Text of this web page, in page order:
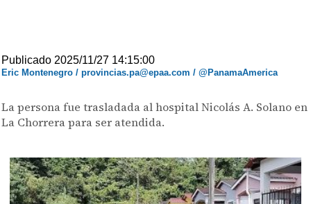
Publicado 2025/11/27 14:15:00
Eric Montenegro / provincias.pa@epaa.com / @PanamaAmerica
La persona fue trasladada al hospital Nicolás A. Solano en
La Chorrera para ser atendida.